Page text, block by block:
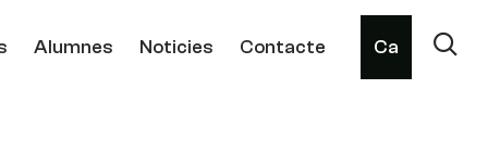
Alumnes Noticies Contacte Ca